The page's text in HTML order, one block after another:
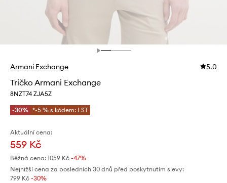
Armani Exchange 5.0
Tričko Armani Exchange
8NZT74 ZJA5Z
-30% *-5 % s kódem: LST
Aktuální cena:
559 Kč
Běžná cena: 1059 Kč -47%
Nejnižší cena za posledních 30 dnů před poskytnutím slevy:
799 Kč -30%